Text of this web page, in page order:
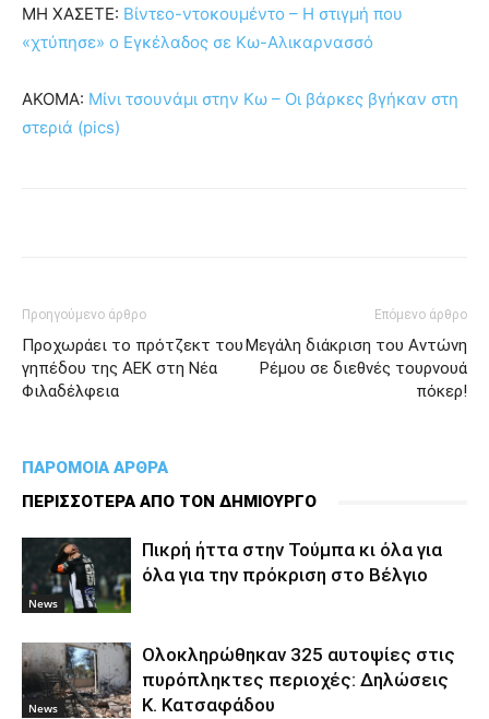
ΜΗ ΧΑΣΕΤΕ: Βίντεο-ντοκουμέντο – Η στιγμή που
«χτύπησε» ο Εγκέλαδος σε Κω-Αλικαρνασσό
ΑΚΟΜΑ: Μίνι τσουνάμι στην Κω – Οι βάρκες βγήκαν στη
στεριά (pics)
Προηγούμενο άρθρο
Προχωράει το πρότζεκτ του
γηπέδου της ΑΕΚ στη Νέα
Φιλαδέλφεια
Επόμενο άρθρο
Μεγάλη διάκριση του Αντώνη
Ρέμου σε διεθνές τουρνουά
πόκερ!
ΠΑΡΟΜΟΙΑ ΑΡΘΡΑ
ΠΕΡΙΣΣΟΤΕΡΑ ΑΠΟ ΤΟΝ ΔΗΜΙΟΥΡΓΟ
News
Πικρή ήττα στην Τούμπα κι όλα για
όλα για την πρόκριση στο Βέλγιο
News
Ολοκληρώθηκαν 325 αυτοψίες στις
πυρόπληκτες περιοχές: Δηλώσεις
Κ. Κατσαφάδου